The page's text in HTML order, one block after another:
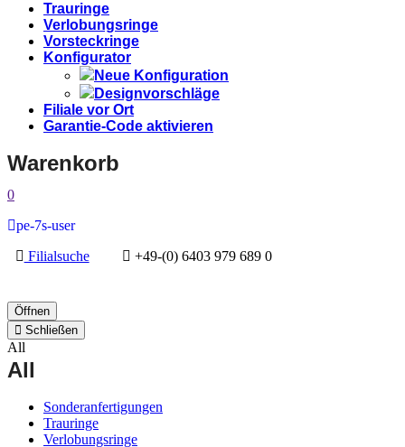
Trauringe
Verlobungsringe
Vorsteckringe
Konfigurator
Neue Konfiguration
Designvorschläge
Filiale vor Ort
Garantie-Code aktivieren
Warenkorb
0
pe-7s-user
Filialsuche
+49-(0) 6403 979 689 0
Öffnen
Schließen
All
All
Sonderanfertigungen
Trauringe
Verlobungsringe